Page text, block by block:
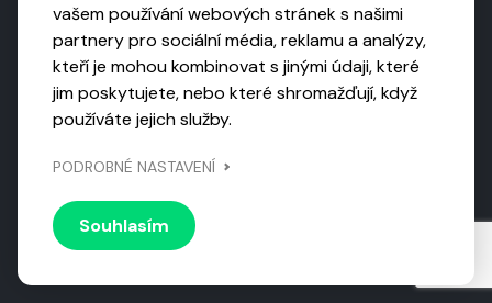
Toto dílo podléhá licenci CC BY-NC-ND
Uveďte původ, neužívejte komerčně, nezpracovávejte.
Národní knihovnou ČR
© 2026 Visiongame. Všechna práva vyhrazena.
ochrany soukromí
vašem používání webových stránek s našimi
partnery pro sociální média, reklamu a analýzy,
kteří je mohou kombinovat s jinými údaji, které
jim poskytujete, nebo které shromažďují, když
používáte jejich služby.
PODROBNÉ NASTAVENÍ
Souhlasím